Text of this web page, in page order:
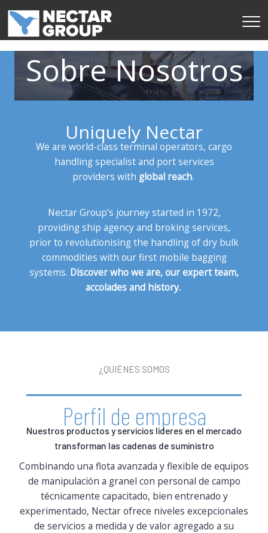
contenido
Sobre Nosotros
Uniquely Nectar
We are world-class terminal operators, cargo
handling specialist and port services
providers with global reach.
Nectar Group's journey started in 1972,
providing ship agency and broking services,
prior to revolutionising the handling of dry bulk
commodities with our first mobile bagging
systems. Discover who we are, our expert team,
accolades and history.
¿QUIÉNES SOMOS
Perfil de empresa
Nuestros productos y servicios líderes en el mercado
transforman las cadenas de suministro
Combinando una flota avanzada y flexible de equipos
de manipulación a granel con personal de campo
técnicamente capacitado, bien entrenado y
experimentado, Nectar ofrece niveles excepcionales
de servicios a medida y de valor agregado a su